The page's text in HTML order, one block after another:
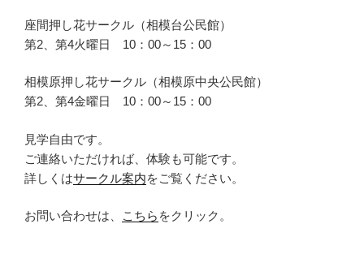
座間押し花サークル（相模台公民館）
第2、第4火曜日 10：00～15：00
相模原押し花サークル（相模原中央公民館）
第2、第4金曜日 10：00～15：00
見学自由です。
ご連絡いただければ、体験も可能です。
詳しくはサークル案内をご覧ください。
お問い合わせは、 こちら をクリック。